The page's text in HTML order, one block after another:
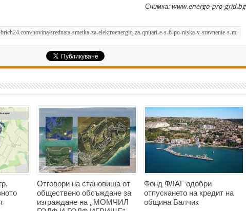
Снимка: www.energo-pro-grid.bg
Отговори на становища от
обществено обсъждане за
изграждане на „МОМЧИЛ
Фонд ФЛАГ одобри
отпускането на кредит на
община Балчик